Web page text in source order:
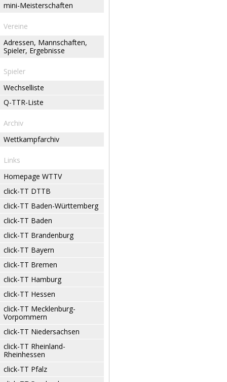
mini-Meisterschaften
Vereine
Adressen, Mannschaften,
Spieler, Ergebnisse
Spieler
Wechselliste
Q-TTR-Liste
Archiv
Wettkampfarchiv
Links
Homepage WTTV
click-TT DTTB
click-TT Baden-Württemberg
click-TT Baden
click-TT Brandenburg
click-TT Bayern
click-TT Bremen
click-TT Hamburg
click-TT Hessen
click-TT Mecklenburg-
Vorpommern
click-TT Niedersachsen
click-TT Rheinland-
Rheinhessen
click-TT Pfalz